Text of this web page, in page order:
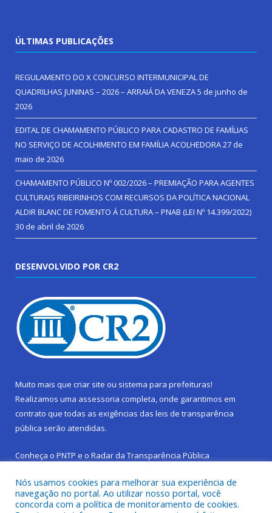
ÚLTIMAS PUBLICAÇÕES
REGULAMENTO DO X CONCURSO INTERMUNICIPAL DE
QUADRILHAS JUNINAS – 2026 – ARRAIÁ DA VENEZA5 de junho de
2026
EDITAL DE CHAMAMENTO PÚBLICO PARA CADASTRO DE FAMÍLIAS
NO SERVIÇO DE ACOLHIMENTO EM FAMÍLIA ACOLHEDORA27 de
maio de 2026
CHAMAMENTO PÚBLICO Nº 002/2026 – PREMIAÇÃO PARA AGENTES
CULTURAIS RIBEIRINHOS COM RECURSOS DA POLÍTICA NACIONAL
ALDIR BLANC DE FOMENTO Á CULTURA – PNAB (LEI Nº 14.399/2022)
30 de abril de 2026
DESENVOLVIDO POR CR2
Muito mais que criar site ou sistema para prefeituras!
Realizamos uma assessoria completa, onde garantimos em
contrato que todas as exigências das leis de transparência
pública serão atendidas.
Conheça o PNTP e o Radar da Transparência Pública
Nós usamos cookies para melhorar sua experiência de
navegação no portal. Ao utilizar nosso portal, você
concorda com a política de monitoramento de cookies.